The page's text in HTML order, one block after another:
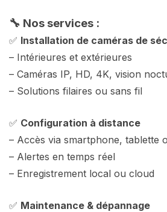
🔧 Nos services :
✅ Installation de caméras de
– Intérieures et extérieures
– Caméras IP, HD, 4K, vision
– Solutions filaires ou sans fil
✅ Configuration à distance
– Accès via smartphone, tablette
– Alertes en temps réel
– Enregistrement local ou cloud
✅ Maintenance & dépannage